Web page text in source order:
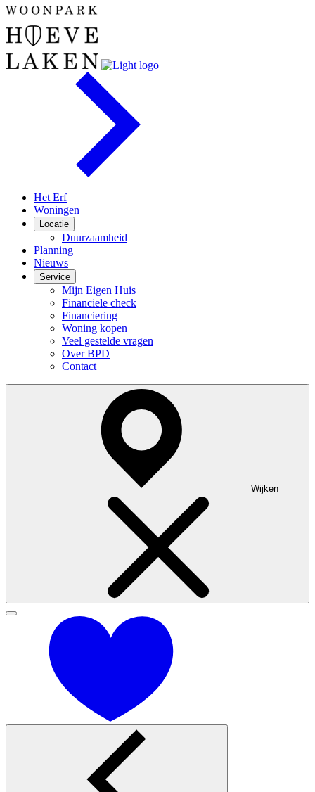
Het Erf
Woningen
Locatie
Duurzaamheid
Planning
Nieuws
Service
Mijn Eigen Huis
Financiele check
Financiering
Woning kopen
Veel gestelde vragen
Over BPD
Contact
Wijken